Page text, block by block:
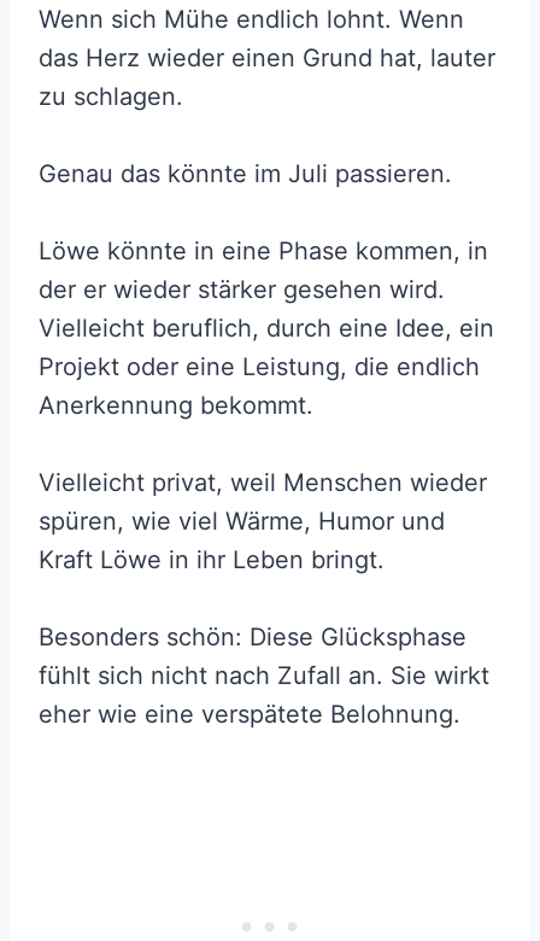
Wenn sich Mühe endlich lohnt. Wenn
das Herz wieder einen Grund hat, lauter
zu schlagen.
Genau das könnte im Juli passieren.
Löwe könnte in eine Phase kommen, in
der er wieder stärker gesehen wird.
Vielleicht beruflich, durch eine Idee, ein
Projekt oder eine Leistung, die endlich
Anerkennung bekommt.
Vielleicht privat, weil Menschen wieder
spüren, wie viel Wärme, Humor und
Kraft Löwe in ihr Leben bringt.
Besonders schön: Diese Glücksphase
fühlt sich nicht nach Zufall an. Sie wirkt
eher wie eine verspätete Belohnung.